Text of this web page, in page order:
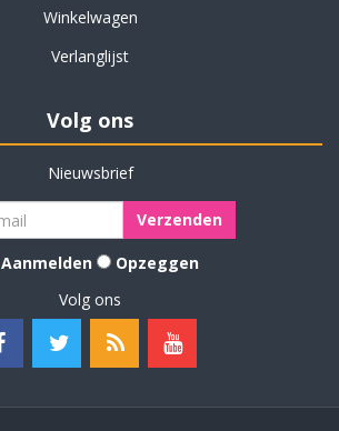
Winkelwagen
Verlanglijst
Volg ons
Nieuwsbrief
Aanmelden
Opzeggen
Volg ons